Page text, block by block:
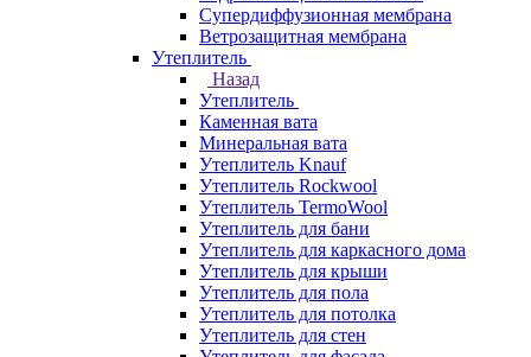
Супердиффузионная мембрана
Ветрозащитная мембрана
Утеплитель
Назад
Утеплитель
Каменная вата
Минеральная вата
Утеплитель Knauf
Утеплитель Rockwool
Утеплитель TermoWool
Утеплитель для бани
Утеплитель для каркасного дома
Утеплитель для крыши
Утеплитель для пола
Утеплитель для потолка
Утеплитель для стен